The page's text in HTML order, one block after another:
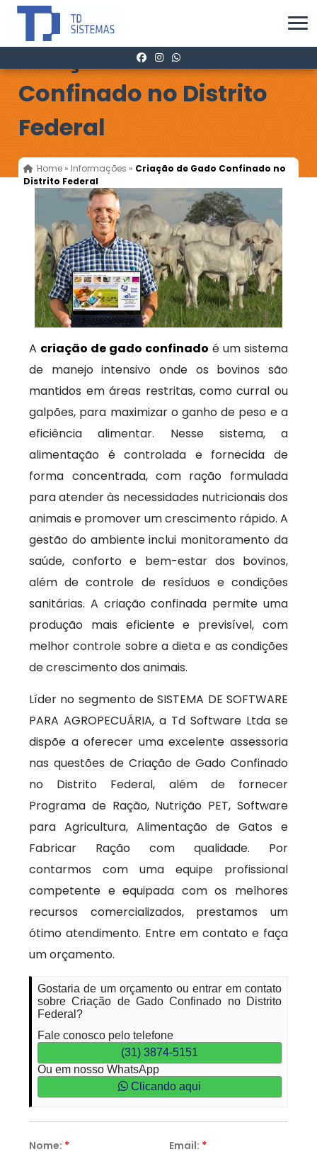
Criação de Gado
Confinado no Distrito
Federal
Home » Informações » Criação de Gado Confinado no
Distrito Federal
A criação de gado confinado é um sistema
de manejo intensivo onde os bovinos são
mantidos em áreas restritas, como curral ou
galpões, para maximizar o ganho de peso e a
eficiência alimentar. Nesse sistema, a
alimentação é controlada e fornecida de
forma concentrada, com ração formulada
para atender às necessidades nutricionais dos
animais e promover um crescimento rápido. A
gestão do ambiente inclui monitoramento da
saúde, conforto e bem-estar dos bovinos,
além de controle de resíduos e condições
sanitárias. A criação confinada permite uma
produção mais eficiente e previsível, com
melhor controle sobre a dieta e as condições
de crescimento dos animais.
Líder no segmento de SISTEMA DE SOFTWARE
PARA AGROPECUÁRIA, a Td Software Ltda se
dispõe a oferecer uma excelente assessoria
nas questões de Criação de Gado Confinado
no Distrito Federal, além de fornecer
Programa de Ração, Nutrição PET, Software
para Agricultura, Alimentação de Gatos e
Fabricar Ração com qualidade. Por
contarmos com uma equipe profissional
competente e equipada com os melhores
recursos comercializados, prestamos um
ótimo atendimento. Entre em contato e faça
um orçamento.
Gostaria de um orçamento ou entrar em contato
sobre Criação de Gado Confinado no Distrito
Federal?
Fale conosco pelo telefone
(31) 3874-5151
Ou em nosso WhatsApp
Clicando aqui
Nome: * Email: *